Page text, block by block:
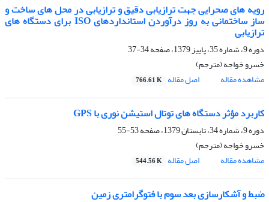
رویه های صحرایی جهت ترازیابی دقیق و ترازیابی در محل های ساخت و
ساز ساختمانی به روز درآوردن استانداردهای ISO برای دستگاه های
ترازیابی
دوره 9، شماره 35، پاییز 1379، صفحه
34-37
خسرو خواجه (مترجم)
مشاهده مقاله
اصل مقاله 766.61 K
کاربرد مؤثر دستگاه های توتال استیشن نوری با GPS
دوره 9، شماره 34، تابستان 1379، صفحه
53-55
خسرو خواجه (مترجم)
مشاهده مقاله
اصل مقاله 544.56 K
ضبط و آشکارسازی بعد سوم با فتوگرامتری زمین